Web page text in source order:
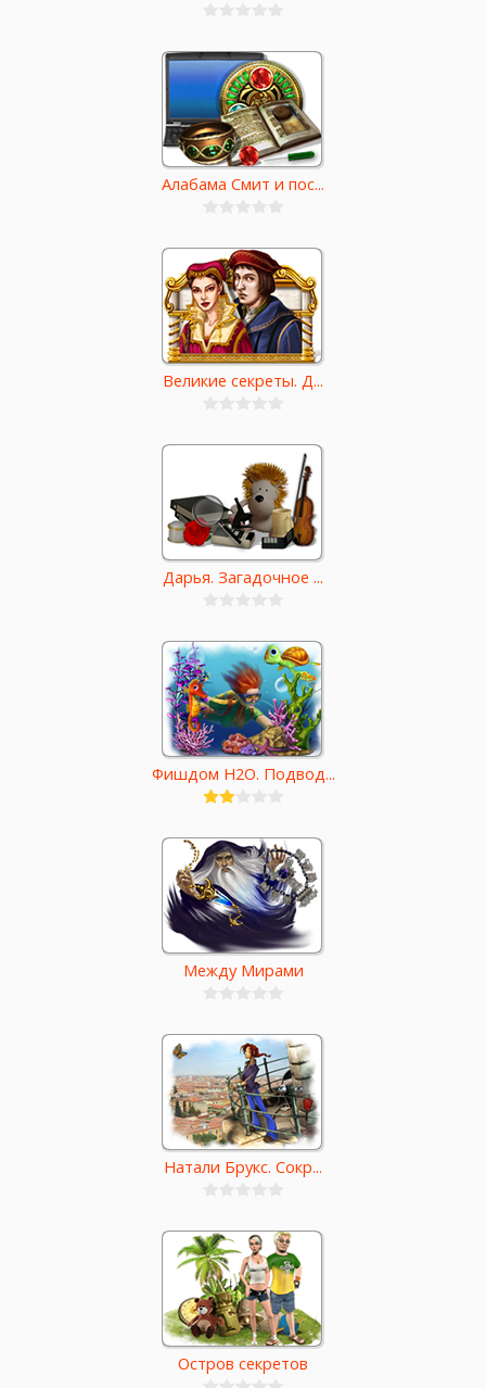
Алабама Смит и пос...
Великие секреты. Д...
Дарья. Загадочное ...
Фишдом H2O. Подвод...
Между Мирами
Натали Брукс. Сокр...
Остров секретов